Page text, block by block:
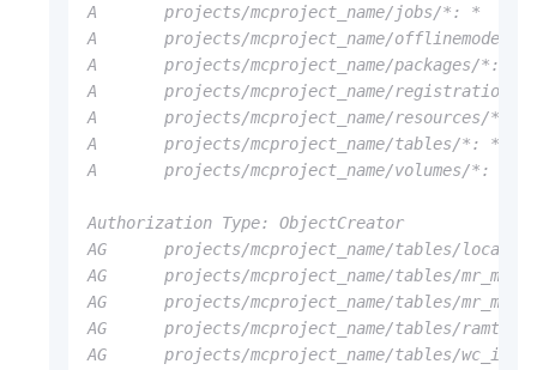
A       projects/mcproject_name/jobs/*: *
A       projects/mcproject_name/
A       projects/mcproject_name/packages/*: *
A       projects/mcproject_name/registration/
A       projects/mcproject_name/resources/*: *
A       projects/mcproject_name/tables/*: *
A       projects/mcproject_name/volumes/*: *
Authorization Type: ObjectCreator
AG      projects/mcproject_name/tables/
AG      projects/mcproject_name/tables/
AG      projects/mcproject_name/tables/
AG      projects/mcproject_name/tables/
AG      projects/mcproject_name/tables/wc_in: